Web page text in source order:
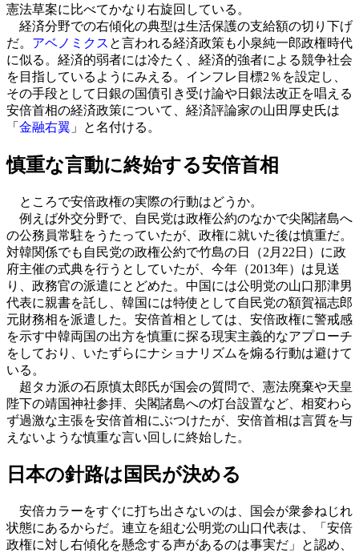
憲法草案に比べてかなり右旋回している。
経済分野での右傾化の典型は生活保護の支給額の切り下げ
だ。 アベノミクス と言われる経済政策も小泉純一郎政権時代
に似る。経済的弱者には冷たく、経済的強者による競争社会
を目指しているようにみえる。インフレ目標2％を設定し、
その手段として日銀の国債引き受け論や日銀法改正を唱える
安倍首相の経済政策について、経済評論家の山田厚史氏は
「 金融右翼 」と名付ける。
慎重な言動に終始する安倍首相
ところで安倍政権の実際の行動はどうか。
例えば外交分野で、自民党は政権公約のなかで尖閣諸島へ
の公務員常駐をうたっていたが、政権に就いた後は慎重だ。
対韓関係でも自民党の政権公約で竹島の日（2月22日）に政
府主催の式典を行うとしていたが、今年（2013年）は見送
り、政務官の派遣にとどめた。中国には公明党の山口那津男
代表に親書を託し、韓国には特使として自民党の額賀福志郎
元財務相を派遣した。安倍首相としては、安倍政権に警戒感
を示す中韓両国の出方を慎重に探る現実主義的なアプローチ
をしており、いたずらにナショナリズムを煽る行動は避けて
いる。
超タカ派の石原慎太郎氏が国会の質問で、憲法廃棄や天皇
陛下の靖国神社参拝、尖閣諸島への灯台設置など、相変わら
ず過激な主張を安倍首相にぶつけたが、安倍首相は言質を与
えないような慎重な言い回しに終始した。
日本の針路は国民が決める
安倍カラーをすぐに打ち出さないのは、国会が衆参ねじれ
状態にあるからだ。連立を組む公明党の山口代表は、「安倍
政権に対し右傾化を懸念する声があるのは事実だ」と認め、